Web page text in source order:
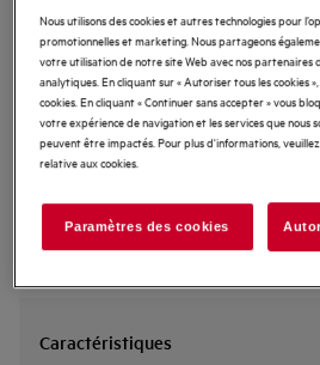
Fiche d’information sur le produit
Consultez les chapitres 1 et 2 du manuel
connaissance des consignes de sécurité
l'intégralité du manuel avant toute
Caractéristiques
Nous utilisons des cookies et autres technologies pour
promotionnelles et marketing. Nous partageons
votre utilisation de notre site Web avec nos partenaires
analytiques. En cliquant sur « Autoriser tous les cookies
cookies. En cliquant « Continuer sans accepter » vous
votre expérience de navigation et les services que nous
peuvent être impactés. Pour plus d'informations,
relative aux cookies.
Paramètres des cookies